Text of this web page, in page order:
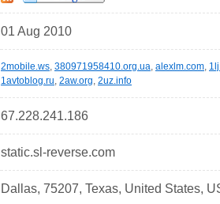
01 Aug 2010
2mobile.ws, 380971958410.org.ua, alexlm.com,
1avtoblog.ru, 2aw.org, 2uz.info
67.228.241.186
static.sl-reverse.com
Dallas, 75207, Texas, United States,